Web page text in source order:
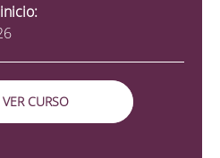
VER CURSO